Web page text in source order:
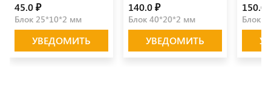
45.0 ₽
Блок 25*10*2 мм
УВЕДОМИТЬ
140.0 ₽
Блок 40*20*2 мм
УВЕДОМИТЬ
150.0
Блок